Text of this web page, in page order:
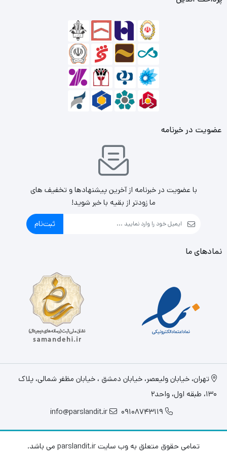
و قدرت انتقال آن 20dBm می‌باشد.
برای اتصال این دستگاه به کامپیوتر یا لپ تاپ خود نیاز به یک
درگاه ورودی USB خواهید داشت. با انواع سیستم عامل ها نظیر
سازگار بوده و فرایند نصب و استفاده از آن کاملا آسان می باشد.
عضویت در خبرنامه
با عضویت در خبرنامه از آخرین پیشنهادها و تخفیف های
ما زودتر از بقیه با خبر شوید!
ثبت‌نام
نمادهای ما
تهران، خيابان وليعصر، خیابان دمشق ، خیابان مظفر شمالی، پلاک
130، طبقه اول، واحد2
09108743119
info@parslandit.ir
تمامی حقوق متعلق به وب سایت parslandit.ir می باشد.